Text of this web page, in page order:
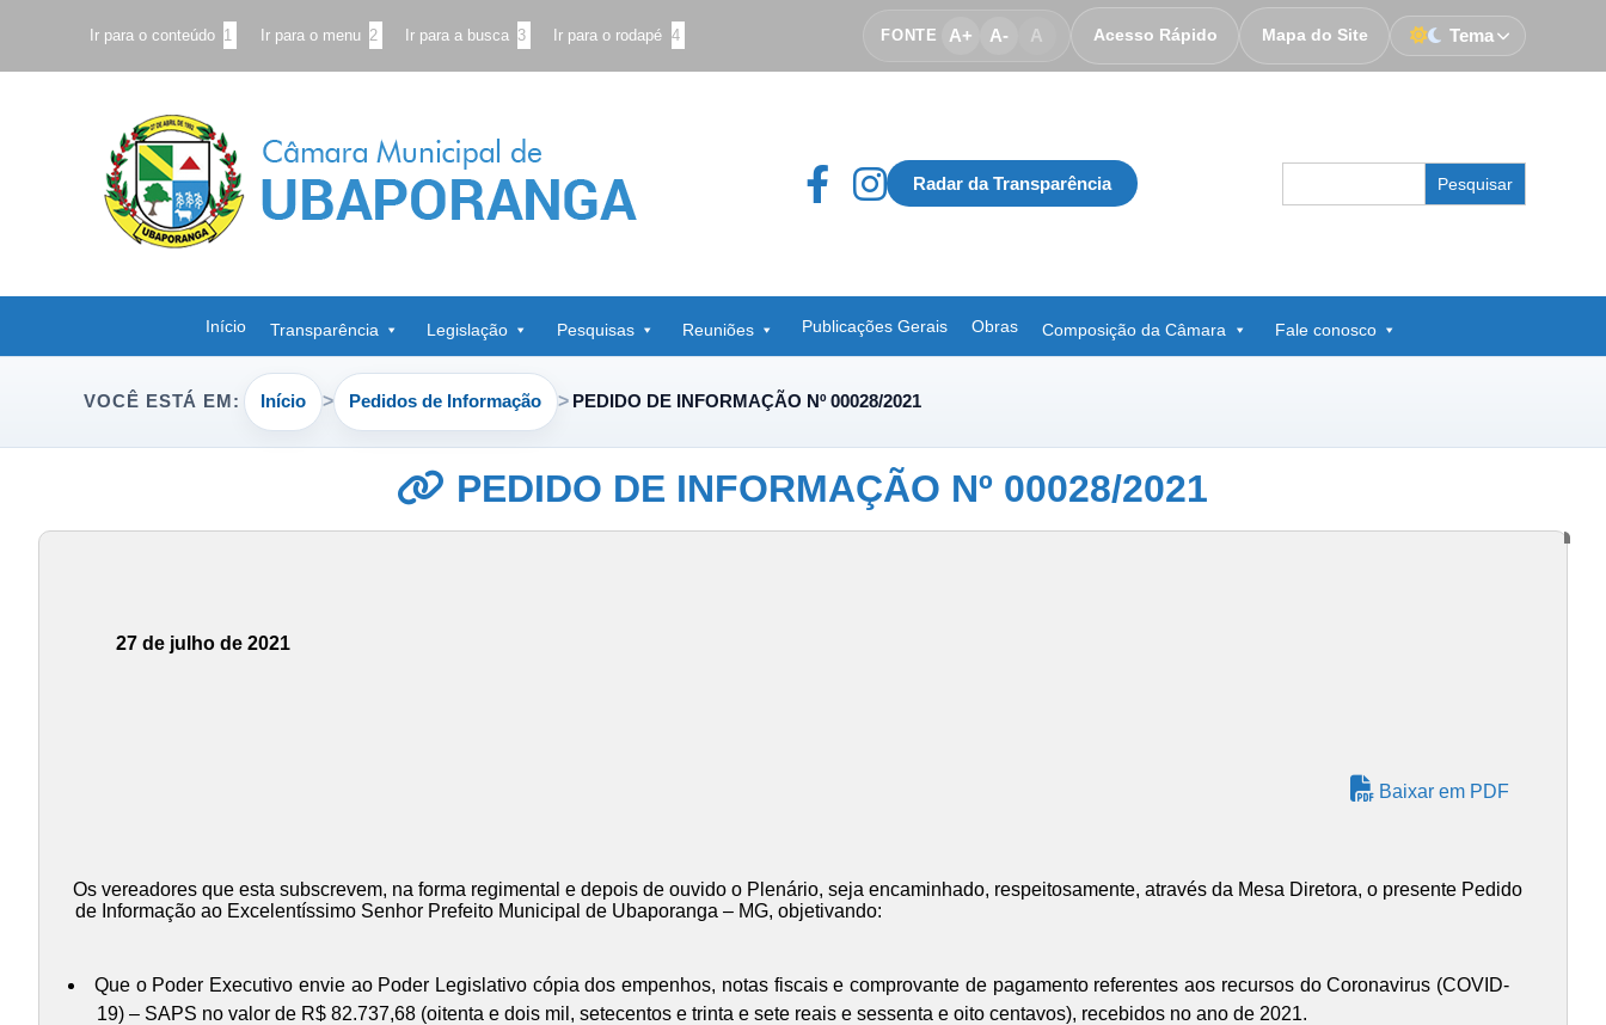
Ir para o conteúdo 1 Ir para o menu 2 Ir para a busca 3 Ir para o rodapé 4 FONTE A+ A- A Acesso Rápido Mapa do Site Tema
Radar da Transparência
for:
Início Transparência Legislação Pesquisas Reuniões Publicações Gerais Obras Composição da Câmara Fale conosco
VOCÊ ESTÁ EM: Início Pedidos de Informação PEDIDO DE INFORMAÇÃO Nº 00028/2021
PEDIDO DE INFORMAÇÃO Nº 00028/2021
27 de julho de 2021
Baixar em PDF
Os vereadores que esta subscrevem, na forma regimental e depois de ouvido o Plenário, seja encaminhado, respeitosamente, através da Mesa Diretora, o presente Pedido
de Informação ao Excelentíssimo Senhor Prefeito Municipal de Ubaporanga – MG, objetivando:
Que o Poder Executivo envie ao Poder Legislativo cópia dos empenhos, notas fiscais e comprovante de pagamento referentes aos recursos do Coronavirus (COVID-
19) – SAPS no valor de R$ 82.737,68 (oitenta e dois mil, setecentos e trinta e sete reais e sessenta e oito centavos), recebidos no ano de 2021.